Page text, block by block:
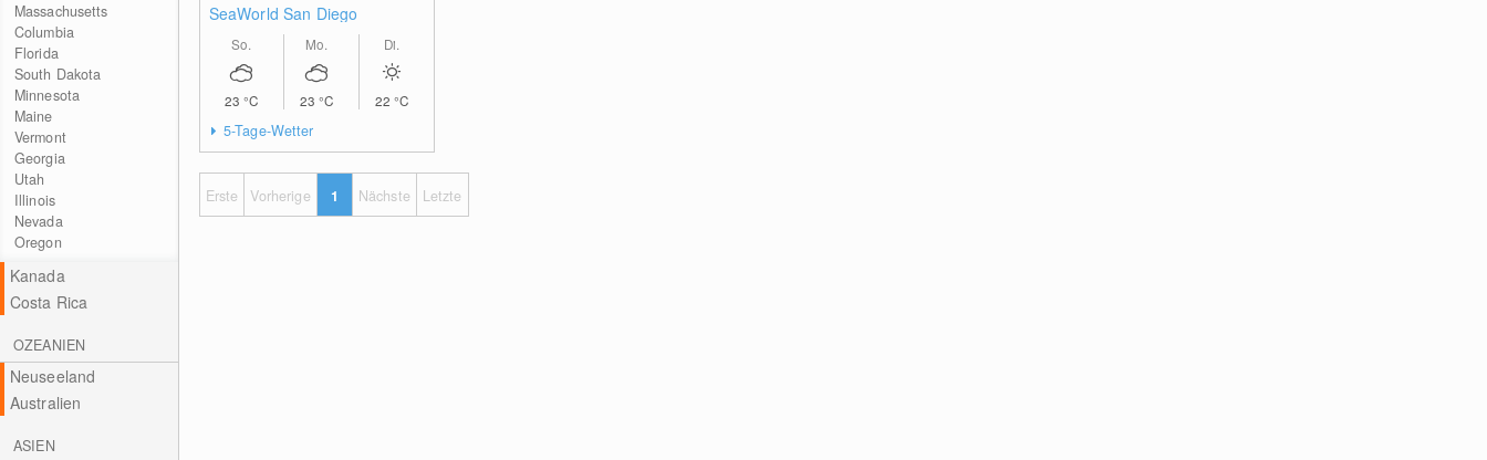
Massachusetts
Columbia
Florida
South Dakota
Minnesota
Maine
Vermont
Georgia
Utah
Illinois
Nevada
Oregon
Kanada
Costa Rica
OZEANIEN
Neuseeland
Australien
ASIEN
SeaWorld San Diego
So.
23°C
Mo.
23°C
Di.
22°C
5-Tage-Wetter
Erste Vorherige 1 Nächste Letzte